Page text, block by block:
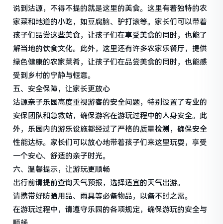
说到沽源，不得不提的就是这里的美食。这里有着独特的农
家菜和地道的小吃，如豆腐脑、驴打滚等。家长们可以带着
孩子们品尝这些美食，让孩子们在享受美食的同时，也能了
解当地的饮食文化。此外，这里还有许多农家乐餐厅，提供
绿色健康的农家菜肴，让孩子们在品尝美食的同时，也能感
受到乡村的宁静与惬意。
五、安全保障，让家长更放心
沽源亲子乐园高度重视游客的安全问题，特别设置了专业的
安保团队和急救站，确保游客在游玩过程中的人身安全。此
外，乐园内的游乐设施都经过了严格的质量检测，确保安全
性能达标。家长们可以放心地带着孩子们来这里玩耍，享受
一个安心、舒适的亲子时光。
六、温馨提示，让游玩更顺畅
出行前请提前查询天气预报，选择适宜的天气出游。
请携带好防晒用品、雨具等必备物品，以备不时之需。
在游玩过程中，请遵守乐园的各项规定，确保游玩的安全与